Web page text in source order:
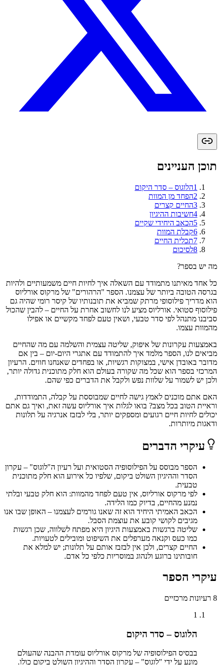
תוכן העניינים
1הלוגוס – סדר היקום
2הפחד מן המוות
3החיים קצרים
4חשיבות ההיגיון
5הכאב היחידי שקיים
6קבלת המוות
7תכלית החיים
8לסיכום
מה יש בספר?
כל אחד מאיתנו מתמודד עם השאלה איך לחיות חיים משמעותיים ולהיות
בגרסה הטובה ביותר של עצמנו. הספר "הרהורים" של מרקוס אורליוס
הוא מדריך פילוסופי מרתק שמביא את תובנותיו של קיסר רומי שהיה גם
פילוסוף סטואי. אורליוס מציע לנו לחשוב אחרת על החיים – להבין שהכול
סביבנו מתנהל לפי סדר טבעי, ושאין טעם לפחד מקשיים או אפילו
מהמוות עצמו.
באמצעות עקרונות של איפוק, שליטה עצמית והשלמה עם מה שהחיים
מביאים לנו, הספר מלמד איך להתמודד עם אתגרי היום-יום – בין אם
מדובר באובדן אישי, במצוקות רגשיות, או בפחדים שאנחנו חווים. הרעיון
המרכזי בספר הוא שכל מה שקורה בעולם הוא חלק מתוכנית גדולה יותר,
ולכן יש לשמור על שלוות נפש ולקבל את הדברים כפי שהם.
האם אתם מוכנים לאמץ גישה לחיים שמבוססת על קבלה, התמודדות,
וראיית הטוב בכל מצב? בואו לגלות איך אורליוס עשה זאת, ואיך גם אתם
יכולים לחיות חיים רגועים ומספקים יותר, בלי לבזבז אנרגיה על תלונות
ודאגות מיותרות.
עיקרי הדברים
הספר מבוסס על הפילוסופיה הסטואית ועל רעיון ה"לוגוס" – עקרון
הסדר וההיגיון השולט ביקום, שלפיו כל אירוע הוא חלק מתוכנית
טבעית.
לפי מרקוס אורליוס, אין טעם לפחד מהמוות: הוא חלק טבעי ובלתי
נמנע מהחיים, בדיוק כמו הלידה.
הכאב האמיתי היחיד הוא זה שאנו גורמים לעצמנו – האופן שבו אנו
מגיבים לקושי קובע את עוצמת הסבל.
שליטה ברגשות באמצעות היגיון היא מפתח לשלווה, שכן רגשות
כמו כעס וקנאה מערפלים את השיפוט ומובילים לטעויות.
החיים קצרים, ולכן אין לבזבז אותם על תלונות; יש למלא את
חובותינו ברוגע ולנהוג במוסריות כלפי כל אדם.
עיקרי הספר
8 רעיונות מרכזיים
1
הלוגוס – סדר היקום
בבסיס הפילוסופיה של מרקוס אורליוס עומדת ההבנה שהעולם
מונע על ידי "לוגוס" – עקרון הסדר וההיגיון השולט ביקום כולו.